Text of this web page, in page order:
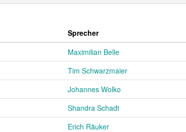
Sprecher
Maximilian Belle
Tim Schwarzmaier
Johannes Wolko
Shandra Schadt
Erich Räuker